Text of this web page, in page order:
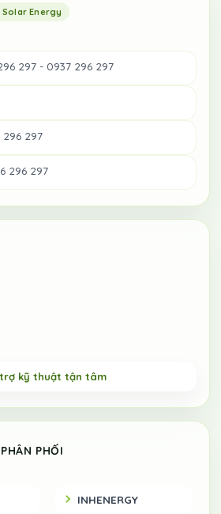
297 - 0937 296 297
297
296 297
PHỐI
INHENERGY